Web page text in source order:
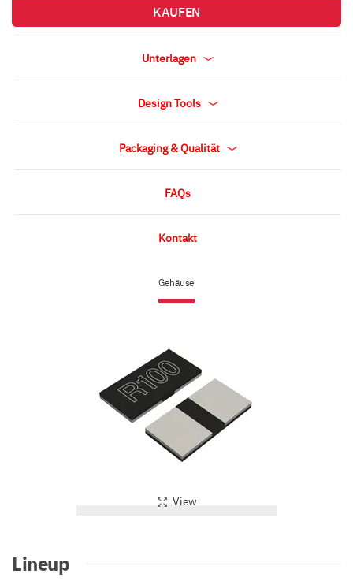
Gehäuse
View
KAUFEN
Unterlagen
Design Tools
Packaging & Qualität
FAQs
Kontakt
Lineup